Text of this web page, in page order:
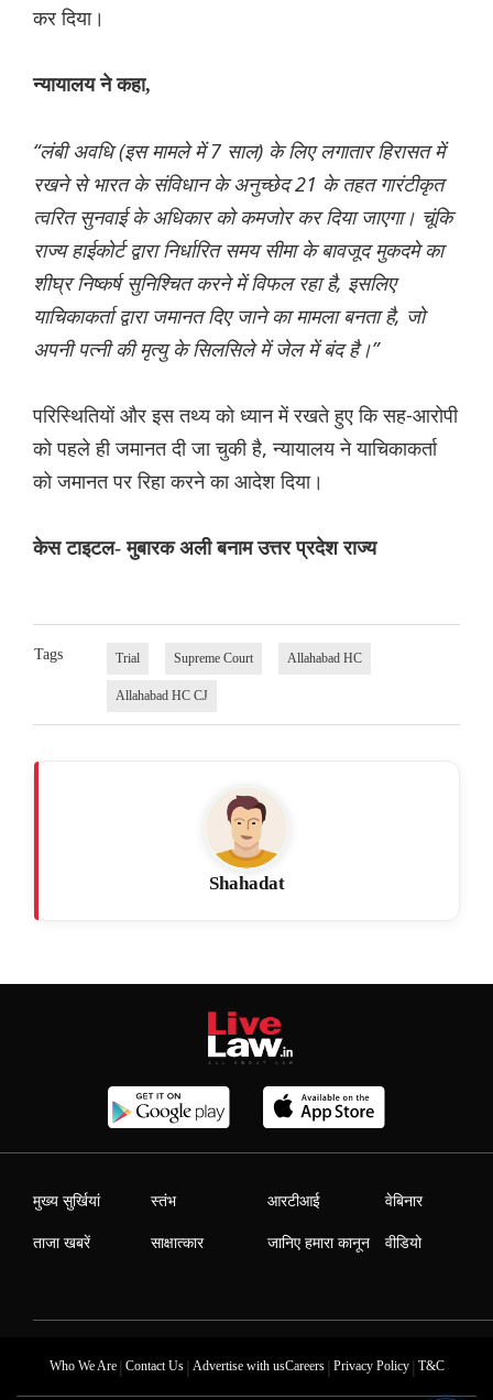
कर दिया।
न्यायालय ने कहा,
“लंबी अवधि (इस मामले में 7 साल) के लिए लगातार हिरासत में
रखने से भारत के संविधान के अनुच्छेद 21 के तहत गारंटीकृत
त्वरित सुनवाई के अधिकार को कमजोर कर दिया जाएगा। चूंकि
राज्य हाईकोर्ट द्वारा निर्धारित समय सीमा के बावजूद मुकदमे का
शीघ्र निष्कर्ष सुनिश्चित करने में विफल रहा है, इसलिए
याचिकाकर्ता द्वारा जमानत दिए जाने का मामला बनता है, जो
अपनी पत्नी की मृत्यु के सिलसिले में जेल में बंद है।”
परिस्थितियों और इस तथ्य को ध्यान में रखते हुए कि सह-आरोपी
को पहले ही जमानत दी जा चुकी है, न्यायालय ने याचिकाकर्ता
को जमानत पर रिहा करने का आदेश दिया।
केस टाइटल- मुबारक अली बनाम उत्तर प्रदेश राज्य
Tags Trial Supreme Court Allahabad HC
Allahabad HC CJ
Shahadat
मुख्य सुर्खियां
ताजा खबरें
स्तंभ
साक्षात्कार
आरटीआई
जानिए हमारा कानून
वेबिनार
वीडियो
Who We Are| Contact Us| Advertise with usCareers| Privacy Policy| T&C